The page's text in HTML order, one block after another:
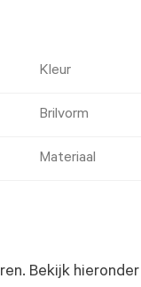
Kleur
Brilvorm
Materiaal
Bekijk